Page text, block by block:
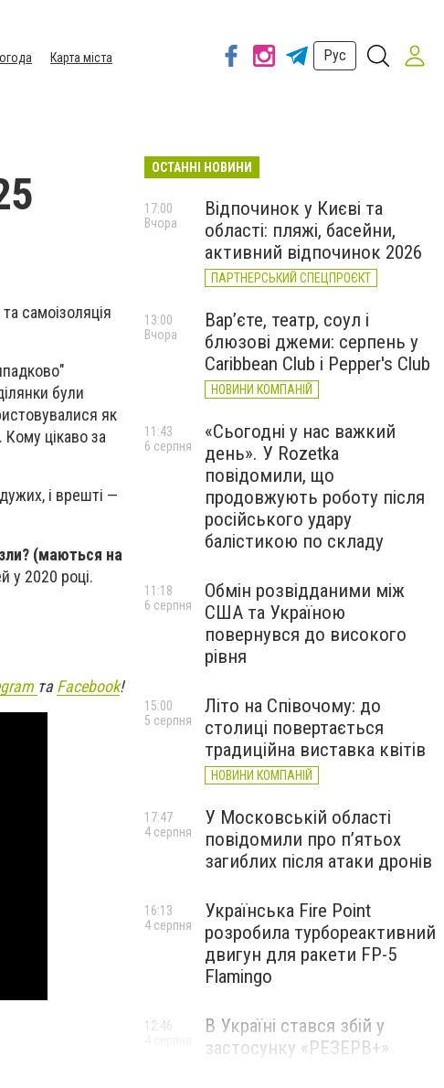
Карта міста
Рус
самоізоляція
були
як
Кому цікаво за
і врешті —
(маються на
у 2020 році.
таFacebook!
ОСТАННІ НОВИНИ
Відпочинок у Києві та
області: пляжі, басейни,
активний відпочинок 2026
ПАРТНЕРСЬКИЙ СПЕЦПРОЄКТ
17:00
Вчора
Вар’єте, театр, соул і
блюзові джеми: серпень у
Caribbean Club і Pepper's Club
НОВИНИ КОМПАНІЙ
13:00
Вчора
«Сьогодні у нас важкий
день». У Rozetka
повідомили, що
продовжують роботу після
російського удару
балістикою по складу
11:43
6 серпня
Обмін розвідданими між
США та Україною
повернувся до високого
рівня
11:18
6 серпня
Літо на Співочому: до
столиці повертається
традиційна виставка квітів
НОВИНИ КОМПАНІЙ
15:00
5 серпня
У Московській області
повідомили про п’ятьох
загиблих після атаки дронів
17:47
4 серпня
Українська Fire Point
розробила турбореактивний
двигун для ракети FP-5
Flamingo
16:13
4 серпня
В Україні стався збій у
застосунку «РЕЗЕРВ+»
12:46